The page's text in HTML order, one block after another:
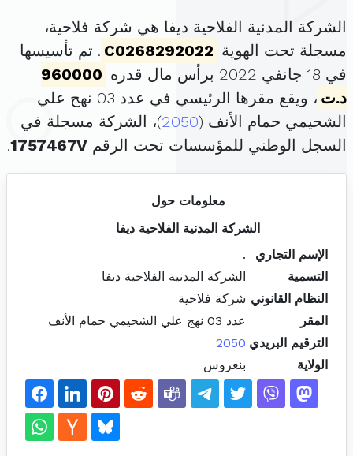
الشركة المدنية الفلاحية ديفا هي شركة فلاحية،
مسجلة تحت الهوية C0268292022 . تم تأسيسها
في 18 جانفي 2022 برأس مال قدره
960000
د.ت
، ويقع مقرها الرئيسي في عدد 03 نهج علي
الشحيمي حمام الأنف (2050)، الشركة مسجلة في
السجل الوطني للمؤسسات تحت الرقم 1757467V
.
معلومات حول
الشركة المدنية الفلاحية ديفا
الإسم التجاري
.
التسمية
الشركة المدنية الفلاحية ديفا
النظام القانوني شركة فلاحية
المقر
عدد 03 نهج علي الشحيمي حمام الأنف
الترقيم البريدي 2050
الولاية
بنعروس